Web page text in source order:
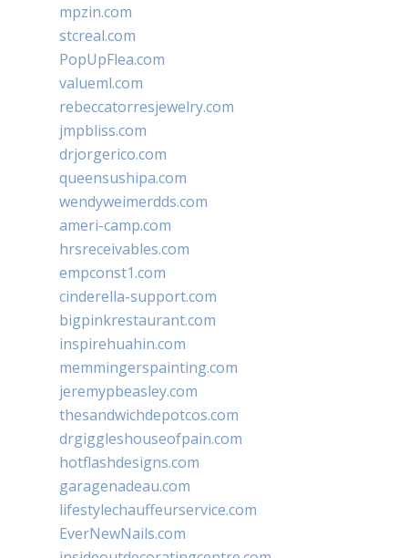
mpzin.com
stcreal.com
PopUpFlea.com
valueml.com
rebeccatorresjewelry.com
jmpbliss.com
drjorgerico.com
queensushipa.com
wendyweimerdds.com
ameri-camp.com
hrsreceivables.com
empconst1.com
cinderella-support.com
bigpinkrestaurant.com
inspirehuahin.com
memmingerspainting.com
jeremypbeasley.com
thesandwichdepotcos.com
drgiggleshouseofpain.com
hotflashdesigns.com
garagenadeau.com
lifestylechauffeurservice.com
EverNewNails.com